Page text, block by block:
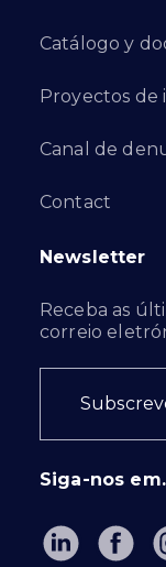
Catálogo y
Proyectos de
Canal de
Contact
Newsletter
Receba as
correio
Siga-nos